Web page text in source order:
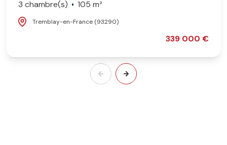
3 chambre(s)
105 m²
Tremblay-en-France (93290)
339 000 €